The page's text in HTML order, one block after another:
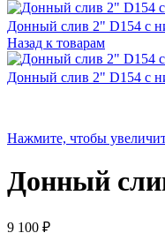
Донный слив 2" D154 с
Назад к товарам
Донный слив 2" D154 с
Нажмите, чтобы
Донный
9 100 ₽